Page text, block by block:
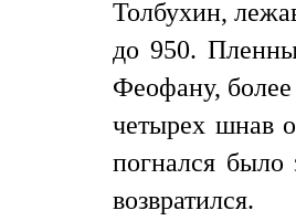
Толбухин,
до 950.
Феофану,
четырех шнав
погнался
возвратился.